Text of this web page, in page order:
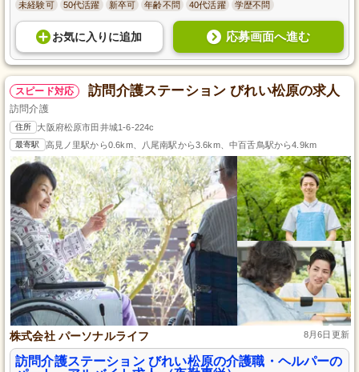
未経験可 50代活躍 新卒可 年齢不問 40代活躍 学歴不問
お気に入り に追加 応募画面へ進む
スピード対応 訪問介護ステーション びれい松原の求人
訪問介護
住所 大阪府松原市田井城1-6-224c
最寄駅 高見ノ里駅から0.6km、八尾南駅から3.6km、中百舌鳥駅から4.9km
株式会社 パーソナルライフ 8月6日更新
訪問介護ステーション びれい松原の介護職・ヘルパーの